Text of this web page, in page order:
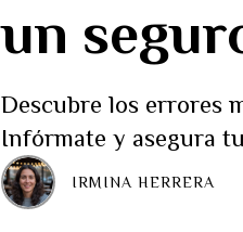
un
Descubre los errores
Infórmate y asegura
IRMINA HERRERA